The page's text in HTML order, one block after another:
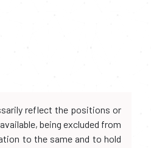
reflect the positions or
being excluded from
to the same and to hold